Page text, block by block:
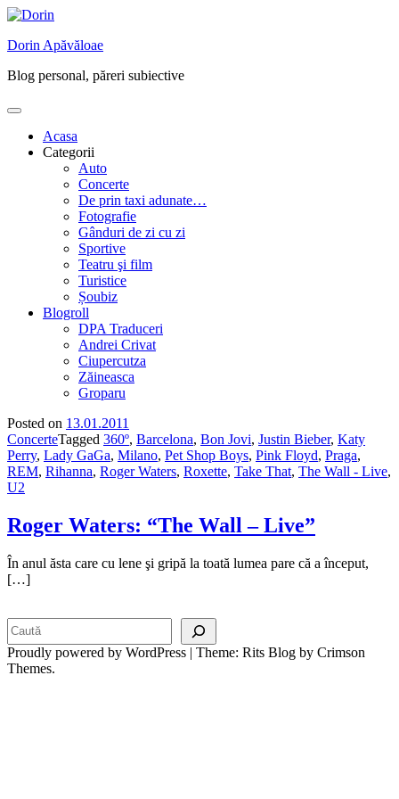
Skip
content
Dorin Apăvăloae
Blog personal, păreri subiective
Acasa
Categorii
Auto
Concerte
De prin taxi adunate…
Fotografie
Gânduri de zi cu zi
Sportive
Teatru şi film
Turistice
Șoubiz
Blogroll
DPA Traduceri
Andrei Crivat
Ciupercutza
Zăineasca
Groparu
Posted on 13.01.2011
ConcerteTagged 360º, Barcelona, Bon Jovi, Justin Bieber, Katy
Perry, Lady GaGa, Milano, Pet Shop Boys, Pink Floyd, Praga,
REM, Rihanna, Roger Waters, Roxette, Take That, The Wall - Live,
U2
Roger Waters: “The Wall – Live”
În anul ăsta care cu lene şi gripă la toată lumea pare că a început,
[…]
Proudly powered by WordPress | Theme: Rits Blog by Crimson
Themes.